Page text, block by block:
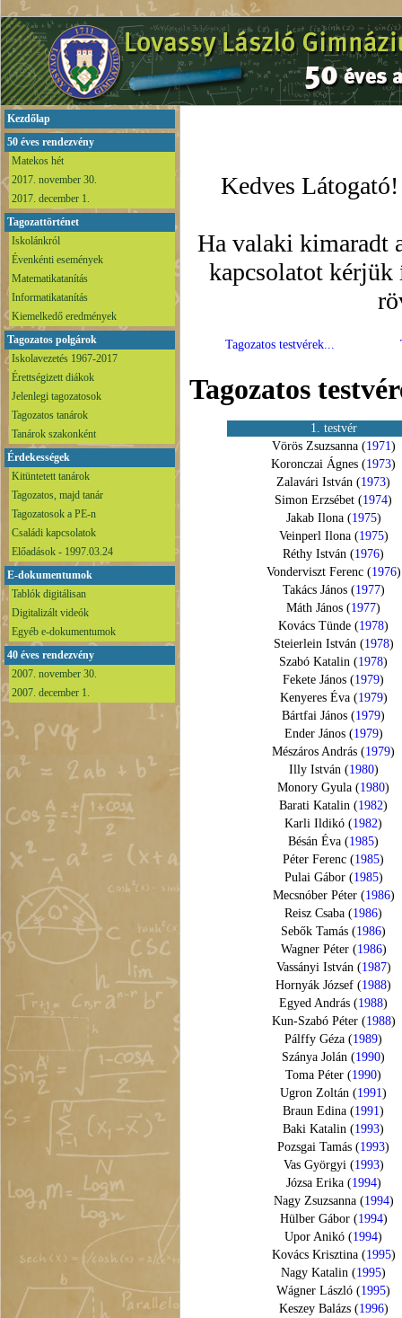
Kezdőlap
50 éves rendezvény
Matekos hét
2017. november 30.
2017. december 1.
Tagozattörténet
Iskolánkról
Évenkénti események
Matematikatanítás
Informatikatanítás
Kiemelkedő eredmények
Tagozatos polgárok
Iskolavezetés 1967-2017
Érettségizett diákok
Jelenlegi tagozatosok
Tagozatos tanárok
Tanárok szakonként
Érdekességek
Kitüntetett tanárok
Tagozatos, majd tanár
Tagozatosok a PE-n
Családi kapcsolatok
Előadások - 1997.03.24
E-dokumentumok
Tablók digitálisan
Digitalizált videók
Egyéb e-dokumentumok
40 éves rendezvény
2007. november 30.
2007. december 1.
Kedves
Ha valaki kimaradt
kapcsolatot
Tagozatos testvérek...
Tagozatos
1. testvér
Vörös Zsuzsanna (1971)
Koronczai Ágnes (1973)
Zalavári István (1973)
Simon Erzsébet (1974)
Jakab Ilona (1975)
Veinperl Ilona (1975)
Réthy István (1976)
Vonderviszt Ferenc (1976)
Takács János (1977)
Máth János (1977)
Kovács Tünde (1978)
Steierlein István (1978)
Szabó Katalin (1978)
Fekete János (1979)
Kenyeres Éva (1979)
Bártfai János (1979)
Ender János (1979)
Mészáros András (1979)
Illy István (1980)
Monory Gyula (1980)
Barati Katalin (1982)
Karli Ildikó (1982)
Bésán Éva (1985)
Péter Ferenc (1985)
Pulai Gábor (1985)
Mecsnóber Péter (1986)
Reisz Csaba (1986)
Sebők Tamás (1986)
Wagner Péter (1986)
Vassányi István (1987)
Hornyák József (1988)
Egyed András (1988)
Kun-Szabó Péter (1988)
Pálffy Géza (1989)
Szánya Jolán (1990)
Toma Péter (1990)
Ugron Zoltán (1991)
Braun Edina (1991)
Baki Katalin (1993)
Pozsgai Tamás (1993)
Vas Györgyi (1993)
Józsa Erika (1994)
Nagy Zsuzsanna (1994)
Hülber Gábor (1994)
Upor Anikó (1994)
Kovács Krisztina (1995)
Nagy Katalin (1995)
Wágner László (1995)
Keszey Balázs (1996)